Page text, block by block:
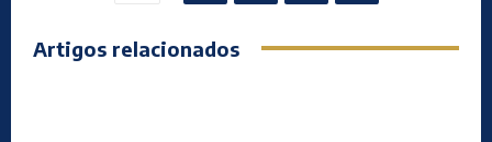
Artigos relacionados